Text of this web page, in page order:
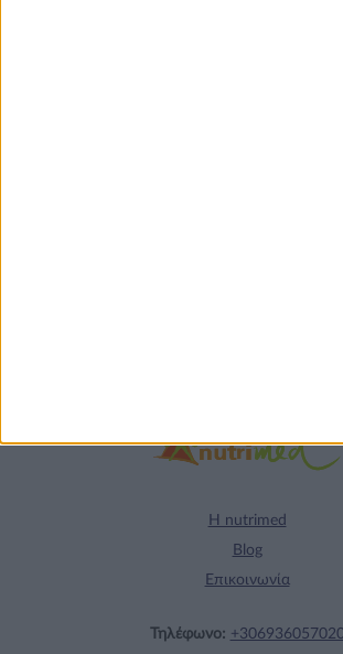
Η nutrimed
Blog
Επικοινωνία
Τηλέφωνο: